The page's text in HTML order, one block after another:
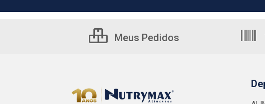
Meus Pedidos